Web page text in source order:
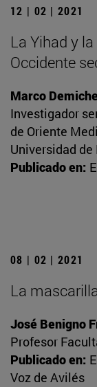
12 | 02 | 2021
La Yihad y
Occidente
Marco
Investigador
de Oriente
Universidad de
Publicado en:
08 | 02 | 2021
La
José Benigno
Profesor
Publicado en:
Voz de Avilés